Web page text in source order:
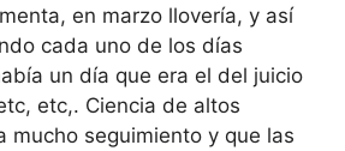
en marzo llovería, y así
cada uno de los días
un día que era el del juicio
etc,. Ciencia de altos
mucho seguimiento y que las